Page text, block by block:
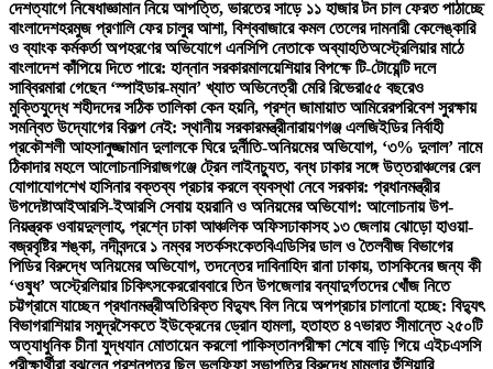
দেশত্যাগে নিষেধাজ্ঞামান নিয়ে আপত্তি, ভারতের সাড়ে ১১ হাজার টন চাল ফেরত পাঠাচ্ছে
বাংলাদেশহরমুজ প্রণালি ফের চালুর আশা, বিশ্ববাজারে কমল তেলের দামনারী কেলেঙ্কারি
ও ব্যাংক কর্মকর্তা অপহরণের অভিযোগে এনসিপি নেতাকে অব্যাহতিঅস্ট্রেলিয়ার মাঠে
বাংলাদেশ কাঁপিয়ে দিতে পারে: হান্নান সরকারমালয়েশিয়ার বিপক্ষে টি-টোয়েন্টি দলে
সাব্বিরমারা গেছেন ‘স্পাইডার-ম্যান’ খ্যাত অভিনেত্রী মেরি রিভেরা৫৫ বছরেও
মুক্তিযুদ্ধে শহীদদের সঠিক তালিকা কেন হয়নি, প্রশ্ন জামায়াত আমিরেরপরিবেশ সুরক্ষায়
সমন্বিত উদ্যোগের বিকল্প নেই: স্থানীয় সরকারমন্ত্রীনারায়ণগঞ্জ এলজিইডির নির্বাহী
প্রকৌশলী আহসানুজ্জামান দুলালকে ঘিরে দুর্নীতি-অনিয়মের অভিযোগ, ‘৩% দুলাল’ নামে
ঠিকাদার মহলে আলোচনাসিরাজগঞ্জে ট্রেন লাইনচ্যুত, বন্ধ ঢাকার সঙ্গে উত্তরাঞ্চলের রেল
যোগাযোগশেখ হাসিনার বক্তব্য প্রচার করলে ব্যবস্থা নেবে সরকার: প্রধানমন্ত্রীর
উপদেষ্টাআইআরসি-ইআরসি সেবায় হয়রানি ও অনিয়মের অভিযোগ: আলোচনায় উপ-
নিয়ন্ত্রক ওবায়দুল্লাহ, প্রশ্নে ঢাকা আঞ্চলিক অফিসঢাকাসহ ১৩ জেলায় ঝোড়ো হাওয়া-
বজ্রবৃষ্টির শঙ্কা, নদীবন্দরে ১ নম্বর সতর্কসংকেতবিএডিসির ডাল ও তৈলবীজ বিভাগের
পিডির বিরুদ্ধে অনিয়মের অভিযোগ, তদন্তের দাবিনাহিদ রানা ঢাকায়, তাসকিনের জন্য কী
‘ওষুধ’ অস্ট্রেলিয়ার চিকিৎসকেররোববারে তিন উপজেলার বন্যাদুর্গতদের খোঁজ নিতে
চট্টগ্রামে যাচ্ছেন প্রধানমন্ত্রীঅতিরিক্ত বিদ্যুৎ বিল নিয়ে অপপ্রচার চালানো হচ্ছে: বিদ্যুৎ
বিভাগরাশিয়ার সমুদ্রসৈকতে ইউক্রেনের ড্রোন হামলা, হতাহত ৪৭ভারত সীমান্তে ২৫০টি
অত্যাধুনিক চীনা যুদ্ধযান মোতায়েন করলো পাকিস্তানপরীক্ষা শেষে বাড়ি গিয়ে এইচএসসি
পরীক্ষার্থীরা বুঝলেন প্রশ্নপত্র ছিল ভুলফিফা সভাপতির বিরুদ্ধে মামলার হুঁশিয়ারি